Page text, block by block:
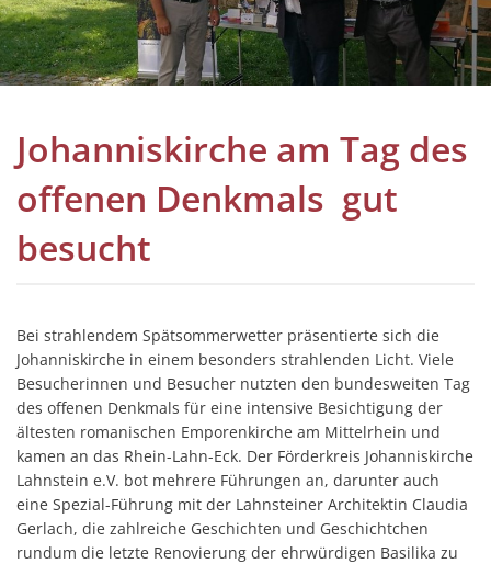
Benefizkonzert 2024
Tag des offenen
Benefizkonzert 2023
Tag des offenen
Tag des offenen
Jahresfahrt 2019
Johannisfest 2019
Benefizkonzert 2019:
Johannesplakette
Johanniskirche am Tag des
offenen Denkmals gut
besucht
Bei strahlendem Spätsommerwetter präsentierte sich die
Johanniskirche in einem besonders strahlenden Licht. Viele
Besucherinnen und Besucher nutzten den bundesweiten Tag
des offenen Denkmals für eine intensive Besichtigung der
ältesten romanischen Emporenkirche am Mittelrhein und
kamen an das Rhein-Lahn-Eck. Der Förderkreis Johanniskirche
Lahnstein e.V. bot mehrere Führungen an, darunter auch
eine Spezial-Führung mit der Lahnsteiner Architektin Claudia
Gerlach, die zahlreiche Geschichten und Geschichtchen
rundum die letzte Renovierung der ehrwürdigen Basilika zu